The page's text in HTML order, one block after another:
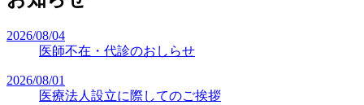
2026/08/04
医師不在・代診のおしらせ
2026/08/01
医療法人設立に際してのご挨拶